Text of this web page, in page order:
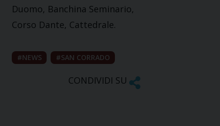
Duomo, Banchina Seminario,
Corso Dante, Cattedrale.
NEWS SAN CORRADO
CONDIVIDI SU